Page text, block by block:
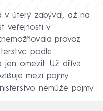
v úterý zabýval, až na
veřejnosti v
provoz
podle
jen omezit. Už dříve
mezi pojmy
nemůže pojmy